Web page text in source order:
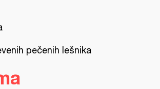
pečenih lešnika